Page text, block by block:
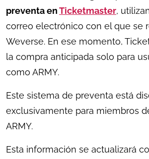
preventa enTicketmaster,
correo electrónico con el que se
Weverse. En ese momento,
la compra anticipada solo para
como ARMY.
Este sistema de preventa está
exclusivamente para miembros
ARMY.
Esta información se actualizará